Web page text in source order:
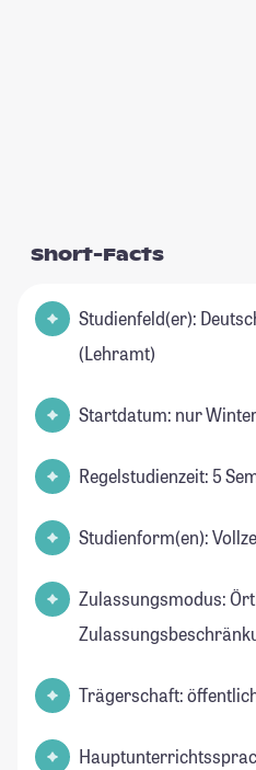
Short-Facts
Studienfeld(er):
(Lehramt)
Startdatum: nur
Regelstudienzeit: 5
Studienform(en):
Zulassungsmodus:
Trägerschaft: